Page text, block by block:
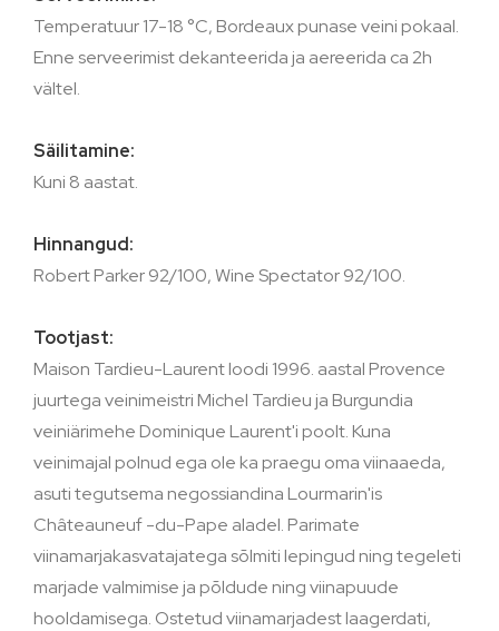
Temperatuur 17-18 °C, Bordeaux punase veini pokaal.
Enne serveerimist dekanteerida ja aereerida ca 2h
vältel.
Säilitamine:
Kuni 8 aastat.
Hinnangud:
Robert Parker 92/100, Wine Spectator 92/100.
Tootjast:
Maison Tardieu-Laurent loodi 1996. aastal Provence
juurtega veinimeistri Michel Tardieu ja Burgundia
veiniärimehe Dominique Laurent'i poolt. Kuna
veinimajal polnud ega ole ka praegu oma viinaaeda,
asuti tegutsema negossiandina Lourmarin'is
Châteauneuf -du-Pape aladel. Parimate
viinamarjakasvatajatega sõlmiti lepingud ning tegeleti
marjade valmimise ja põldude ning viinapuude
hooldamisega. Ostetud viinamarjadest laagerdati,